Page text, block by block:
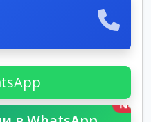
New